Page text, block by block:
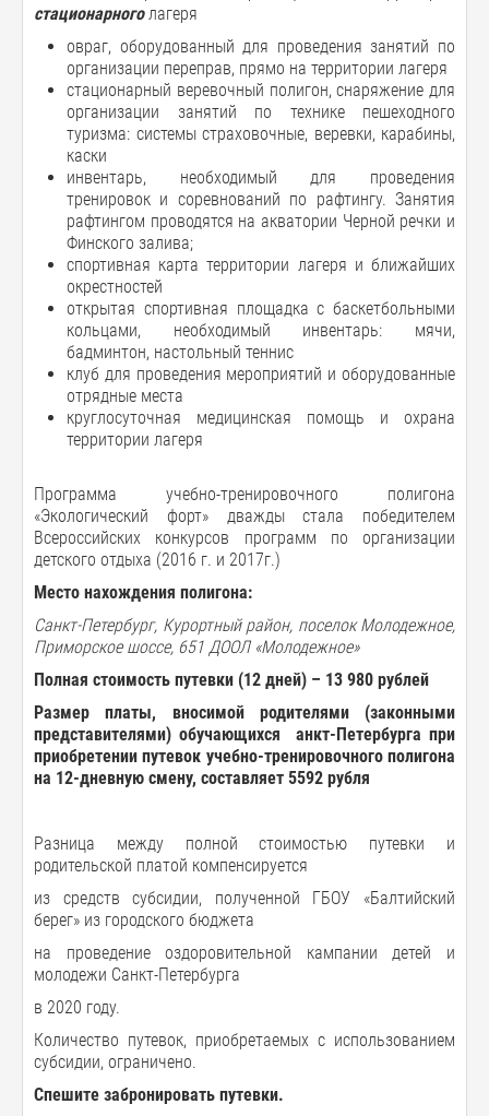
стационарноголагеря
овраг, оборудованный для проведения занятий по
организации переправ, прямо на территории лагеря
стационарный веревочный полигон, снаряжение для
организации занятий по технике пешеходного
туризма: системы страховочные, веревки, карабины,
каски
инвентарь, необходимый для проведения
тренировок и соревнований по рафтингу. Занятия
рафтингом проводятся на акватории Черной речки и
Финского залива;
спортивная карта территории лагеря и ближайших
окрестностей
открытая спортивная площадка с баскетбольными
кольцами, необходимый инвентарь: мячи,
бадминтон, настольный теннис
клуб для проведения мероприятий и оборудованные
отрядные места
круглосуточная медицинская помощь и охрана
территории лагеря
Программа учебно-тренировочного полигона
«Экологический форт» дважды стала победителем
Всероссийских конкурсов программ по организации
детского отдыха (2016 г. и 2017г.)
Место нахождения полигона:
Санкт-Петербург, Курортный район, поселок Молодежное,
Приморское шоссе, 651 ДООЛ «Молодежное»
Полная стоимость путевки (12 дней) – 13 980 рублей
Размер
платы, вносимой родителями(законными
представителями) обучающихся анкт-Петербурга при
приобретении путевок учебно-тренировочного полигона
на 12-дневную смену, составляет 5592 рубля
Разница между полной стоимостью путевки и
родительской платой компенсируется
из средств субсидии, полученной ГБОУ «Балтийский
берег» из городского бюджета
на проведение оздоровительной кампании детей и
молодежи Санкт-Петербурга
в 2020 году.
Количество путевок, приобретаемых с использованием
субсидии, ограничено.
Спешите забронировать путевки.